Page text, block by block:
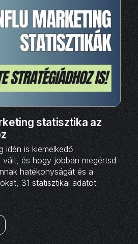
statisztika az
idén is kiemelkedő
vált, és hogy jobban megértsd
hatékonyságát és a
31 statisztikai adatot